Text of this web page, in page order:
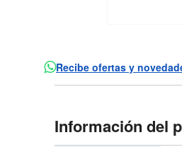
Recibe ofertas y
Información del